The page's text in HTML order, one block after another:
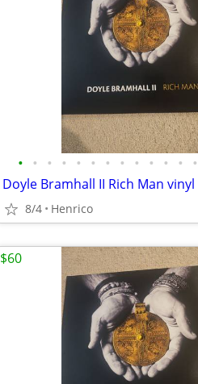
• • • • • • • • • • • • •
Doyle Bramhall II Rich Man vinyl
8/4 Henrico
$60